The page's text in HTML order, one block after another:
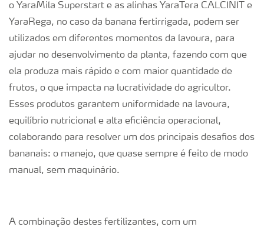
o YaraMila Superstart e as alinhas YaraTera CALCINIT e
YaraRega, no caso da banana fertirrigada, podem ser
utilizados em diferentes momentos da lavoura, para
ajudar no desenvolvimento da planta, fazendo com que
ela produza mais rápido e com maior quantidade de
frutos, o que impacta na lucratividade do agricultor.
Esses produtos garantem uniformidade na lavoura,
equilíbrio nutricional e alta eficiência operacional,
colaborando para resolver um dos principais desafios dos
bananais: o manejo, que quase sempre é feito de modo
manual, sem maquinário.
A combinação destes fertilizantes, com um